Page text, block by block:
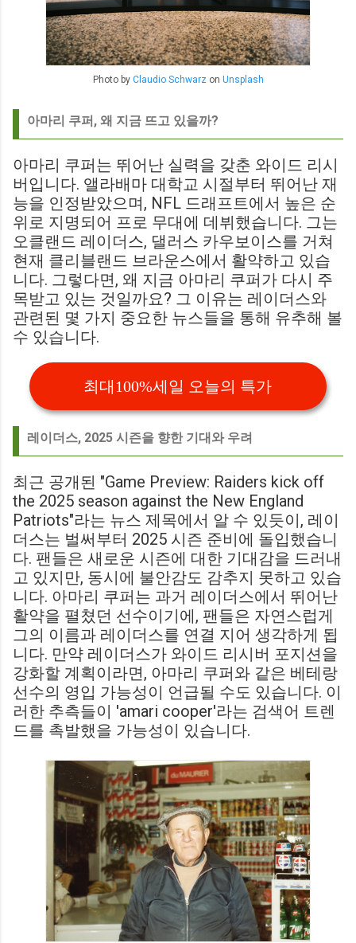
Photo by Claudio Schwarzon Unsplash
아마리 쿠퍼, 왜 지금 뜨고 있을까?
아마리 쿠퍼는 뛰어난 실력을 갖춘 와이드 리시
버입니다. 앨라배마 대학교 시절부터 뛰어난 재
능을 인정받았으며, NFL 드래프트에서 높은 순
위로 지명되어 프로 무대에 데뷔했습니다. 그는
오클랜드 레이더스, 댈러스 카우보이스를 거쳐
현재 클리블랜드 브라운스에서 활약하고 있습
니다. 그렇다면, 왜 지금 아마리 쿠퍼가 다시 주
목받고 있는 것일까요? 그 이유는 레이더스와
관련된 몇 가지 중요한 뉴스들을 통해 유추해 볼
수 있습니다.
최대100%세일 오늘의 특가
레이더스, 2025 시즌을 향한 기대와 우려
최근 공개된 "Game Preview: Raiders kick off
the 2025 season against the New England
Patriots"라는 뉴스 제목에서 알 수 있듯이, 레이
더스는 벌써부터 2025 시즌 준비에 돌입했습니
다. 팬들은 새로운 시즌에 대한 기대감을 드러내
고 있지만, 동시에 불안감도 감추지 못하고 있습
니다. 아마리 쿠퍼는 과거 레이더스에서 뛰어난
활약을 펼쳤던 선수이기에, 팬들은 자연스럽게
그의 이름과 레이더스를 연결 지어 생각하게 됩
니다. 만약 레이더스가 와이드 리시버 포지션을
강화할 계획이라면, 아마리 쿠퍼와 같은 베테랑
선수의 영입 가능성이 언급될 수도 있습니다. 이
러한 추측들이 'amari cooper'라는 검색어 트렌
드를 촉발했을 가능성이 있습니다.